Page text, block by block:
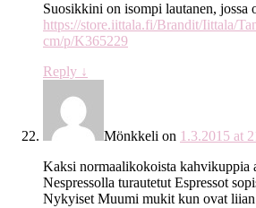
Suosikkini on isompi lautanen, jossa
https://store.iittala.fi/Brandit/Iittala/
cm/p/K365229
Reply ↓
Mönkkeli on 1.3.2015 at
Kaksi normaalikokoista kahvikuppia
Nespressolla turautetut Espressot
Nykyiset Muumi mukit kun ovat